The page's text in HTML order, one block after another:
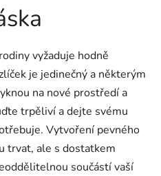
vyžaduje hodně
je jedinečný a některým
na nové prostředí a
trpěliví a dejte svému
Vytvoření pevného
trvat, ale s dostatkem
součástí vaší